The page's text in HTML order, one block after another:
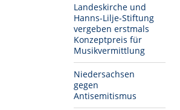
Landeskirche und
Hanns-Lilje-Stiftung
vergeben erstmals
Konzeptpreis für
Musikvermittlung
Niedersachsen
gegen
Antisemitismus